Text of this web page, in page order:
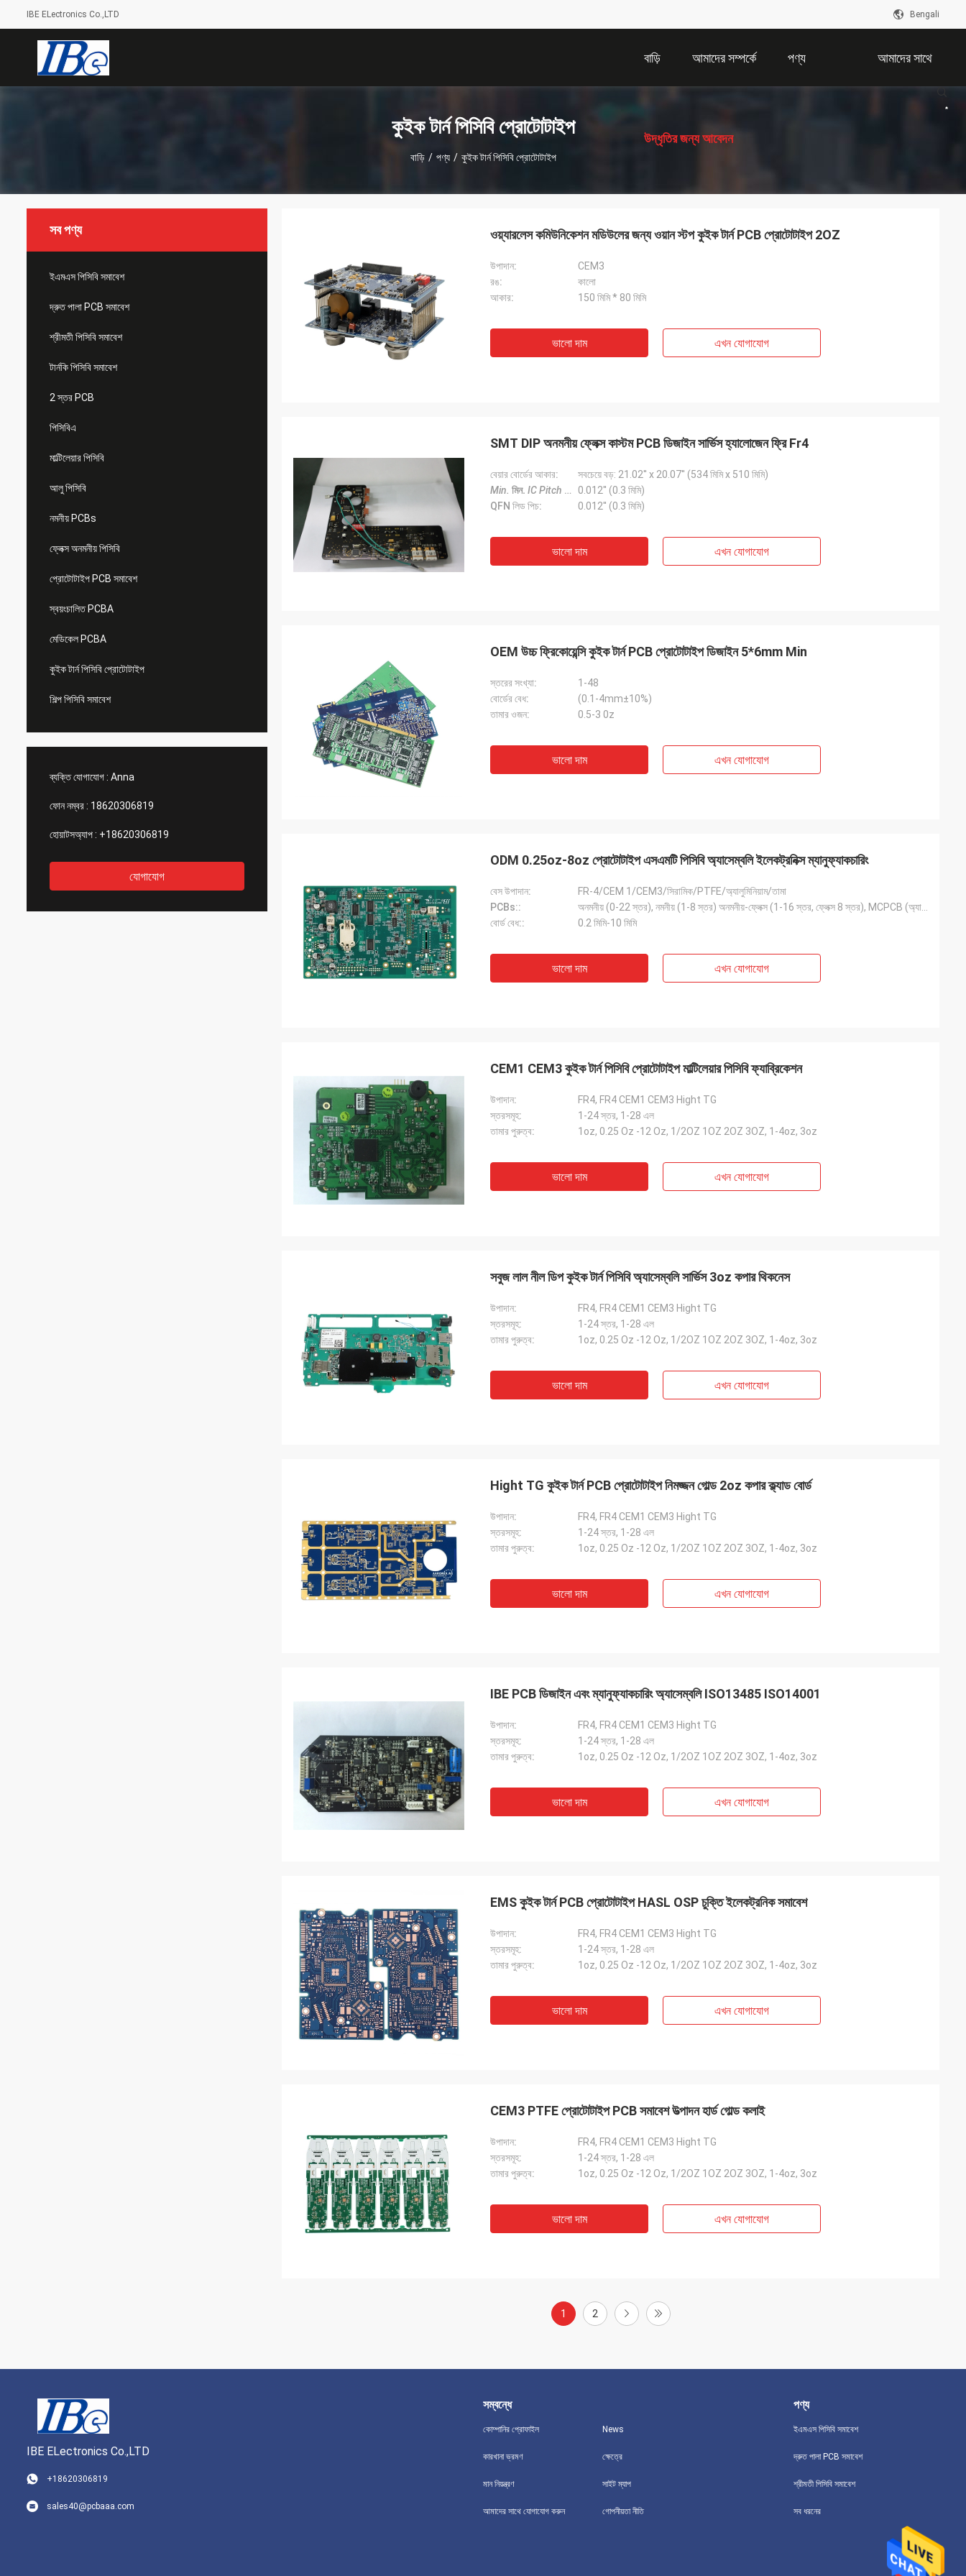
IBE ELectronics Co.,LTD Bengali
বাড়ি আমাদের সম্পর্কে পণ্য আমাদের সাথে
যোগাযোগ করুন
উদ্ধৃতির জন্য আবেদন
কুইক টার্ন পিসিবি প্রোটোটাইপ
বাড়ি / পণ্য / কুইক টার্ন পিসিবি প্রোটোটাইপ
সব পণ্য
ইএমএস পিসিবি সমাবেশ
দ্রুত পালা PCB সমাবেশ
শ্রীমতী পিসিবি সমাবেশ
টার্নকি পিসিবি সমাবেশ
2 স্তর PCB
পিসিবিএ
মাল্টিলেয়ার পিসিবি
আলু পিসিবি
নমনীয় PCBs
ফ্লেক্স অনমনীয় পিসিবি
প্রোটোটাইপ PCB সমাবেশ
স্বয়ংচালিত PCBA
মেডিকেল PCBA
কুইক টার্ন পিসিবি প্রোটোটাইপ
শিল্প পিসিবি সমাবেশ
ব্যক্তি যোগাযোগ : Anna
ফোন নম্বর : 18620306819
হোয়াটসঅ্যাপ : +18620306819
যোগাযোগ
ওয়্যারলেস কমিউনিকেশন মডিউলের জন্য ওয়ান স্টপ কুইক টার্ন PCB প্রোটোটাইপ 2OZ
উপাদান:
CEM3
রঙ:
কালো
আকার:
150 মিমি * 80 মিমি
ভালো দাম এখন যোগাযোগ
SMT DIP অনমনীয় ফ্লেক্স কাস্টম PCB ডিজাইন সার্ভিস হ্যালোজেন ফ্রি Fr4
বেয়ার বোর্ডের আকার:
সবচেয়ে বড়: 21.02'' x 20.07'' (534 মিমি x 510 মিমি)
Min. মিন. IC Pitch আইসি পিচ:
0.012'' (0.3 মিমি)
QFN লিড পিচ:
0.012'' (0.3 মিমি)
ভালো দাম এখন যোগাযোগ
OEM উচ্চ ফ্রিকোয়েন্সি কুইক টার্ন PCB প্রোটোটাইপ ডিজাইন 5*6mm Min
স্তরের সংখ্যা:
1-48
বোর্ডের বেধ:
(0.1-4mm±10%)
তামার ওজন:
0.5-3 0z
ভালো দাম এখন যোগাযোগ
ODM 0.25oz-8oz প্রোটোটাইপ এসএমটি পিসিবি অ্যাসেম্বলি ইলেকট্রনিক্স ম্যানুফ্যাকচারিং
বেস উপাদান:
FR-4/CEM 1/CEM3/সিরামিক/PTFE/অ্যালুমিনিয়াম/তামা
PCBs::
বোর্ড বেধ::
0.2 মিমি-10 মিমি
ভালো দাম এখন যোগাযোগ
CEM1 CEM3 কুইক টার্ন পিসিবি প্রোটোটাইপ মাল্টিলেয়ার পিসিবি ফ্যাব্রিকেশন
উপাদান:
FR4, FR4 CEM1 CEM3 Hight TG
স্তরসমূহ:
1-24 স্তর, 1-28 এল
তামার পুরুত্ব:
1oz, 0.25 Oz -12 Oz, 1/2OZ 1OZ 2OZ 3OZ, 1-4oz, 3oz
ভালো দাম এখন যোগাযোগ
সবুজ লাল নীল ডিপ কুইক টার্ন পিসিবি অ্যাসেম্বলি সার্ভিস 3oz কপার থিকনেস
উপাদান:
FR4, FR4 CEM1 CEM3 Hight TG
স্তরসমূহ:
1-24 স্তর, 1-28 এল
তামার পুরুত্ব:
1oz, 0.25 Oz -12 Oz, 1/2OZ 1OZ 2OZ 3OZ, 1-4oz, 3oz
ভালো দাম এখন যোগাযোগ
Hight TG কুইক টার্ন PCB প্রোটোটাইপ নিমজ্জন গোল্ড 2oz কপার ক্ল্যাড বোর্ড
উপাদান:
FR4, FR4 CEM1 CEM3 Hight TG
স্তরসমূহ:
1-24 স্তর, 1-28 এল
তামার পুরুত্ব:
1oz, 0.25 Oz -12 Oz, 1/2OZ 1OZ 2OZ 3OZ, 1-4oz, 3oz
ভালো দাম এখন যোগাযোগ
IBE PCB ডিজাইন এবং ম্যানুফ্যাকচারিং অ্যাসেম্বলি ISO13485 ISO14001
উপাদান:
FR4, FR4 CEM1 CEM3 Hight TG
স্তরসমূহ:
1-24 স্তর, 1-28 এল
তামার পুরুত্ব:
1oz, 0.25 Oz -12 Oz, 1/2OZ 1OZ 2OZ 3OZ, 1-4oz, 3oz
ভালো দাম এখন যোগাযোগ
EMS কুইক টার্ন PCB প্রোটোটাইপ HASL OSP চুক্তি ইলেকট্রনিক সমাবেশ
উপাদান:
FR4, FR4 CEM1 CEM3 Hight TG
স্তরসমূহ:
1-24 স্তর, 1-28 এল
তামার পুরুত্ব:
1oz, 0.25 Oz -12 Oz, 1/2OZ 1OZ 2OZ 3OZ, 1-4oz, 3oz
ভালো দাম এখন যোগাযোগ
CEM3 PTFE প্রোটোটাইপ PCB সমাবেশ উত্পাদন হার্ড গোল্ড কলাই
উপাদান:
FR4, FR4 CEM1 CEM3 Hight TG
স্তরসমূহ:
1-24 স্তর, 1-28 এল
তামার পুরুত্ব:
1oz, 0.25 Oz -12 Oz, 1/2OZ 1OZ 2OZ 3OZ, 1-4oz, 3oz
ভালো দাম এখন যোগাযোগ
1 2
IBE ELectronics Co.,LTD
+18620306819
sales40@pcbaaa.com
সম্বন্ধে
কোম্পানির প্রোফাইল
কারখানা ভ্রমণ
মান নিয়ন্ত্রণ
আমাদের সাথে যোগাযোগ করুন
News
ক্ষেত্রে
সাইট ম্যাপ
গোপনীয়তা নীতি
পণ্য
ইএমএস পিসিবি সমাবেশ
দ্রুত পালা PCB সমাবেশ
শ্রীমতী পিসিবি সমাবেশ
সব ধরনের